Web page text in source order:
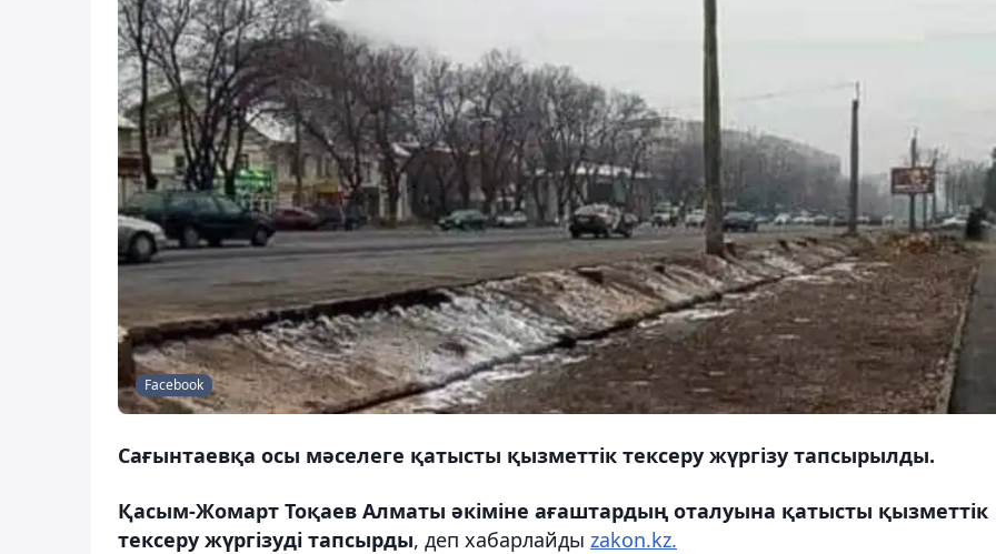
Facebook
Сағынтаевқа осы мәселеге қатысты қызметтік тексеру жүргізу тапсырылды.
Қасым-Жомарт Тоқаев Алматы әкіміне ағаштардың оталуына қатысты қызметтік
тексеру жүргізуді тапсырды, деп хабарлайды zakon.kz.